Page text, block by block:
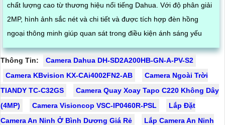
chất lượng cao từ thương hiệu nổi tiếng Dahua. Với độ phân giải
2MP, hình ảnh sắc nét và chi tiết và được tích hợp đèn hồng
ngoại thông minh giúp quan sát trong điều kiện ánh sáng yếu
Thông Tin:
Camera Dahua DH-SD2A200HB-GN-A-PV-S2
Camera KBvision KX-CAi4002FN2-AB
Camera Ngoài Trời
TIANDY TC-C32GS
Camera Quay Xoay Tapo C220 Không Dây
(4MP)
Camera Visioncop VSC-IP0460R-PSL
Lắp Đặt
Camera An Ninh Ở Bình Dương Giá Rẻ
Lắp Camera An Ninh